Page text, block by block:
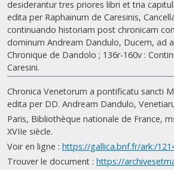
desiderantur tres priores libri et tria
edita per Raphainum de Caresinis,
continuando historiam post chronicam
dominum Andream Dandulo, Ducem, ad
Chronique de Dandolo ; 136r-160v :
Caresini.
Chronica Venetorum a pontificatu sancti
edita per DD. Andream Dandulo,
Paris, Bibliothèque nationale de France,
XVIIe siècle.
Voir en ligne : https://gallica.bnf.fr/ark:/
Trouver le document : https://